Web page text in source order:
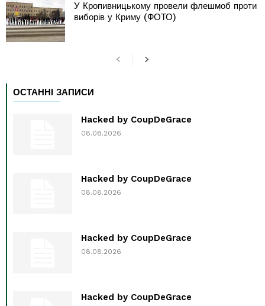
У Кропивницькому провели флешмоб проти
виборів у Криму (ФОТО)
ОСТАННІ ЗАПИСИ
Hacked by CoupDeGrace
08.08.2026
Hacked by CoupDeGrace
08.08.2026
Hacked by CoupDeGrace
08.08.2026
Hacked by CoupDeGrace